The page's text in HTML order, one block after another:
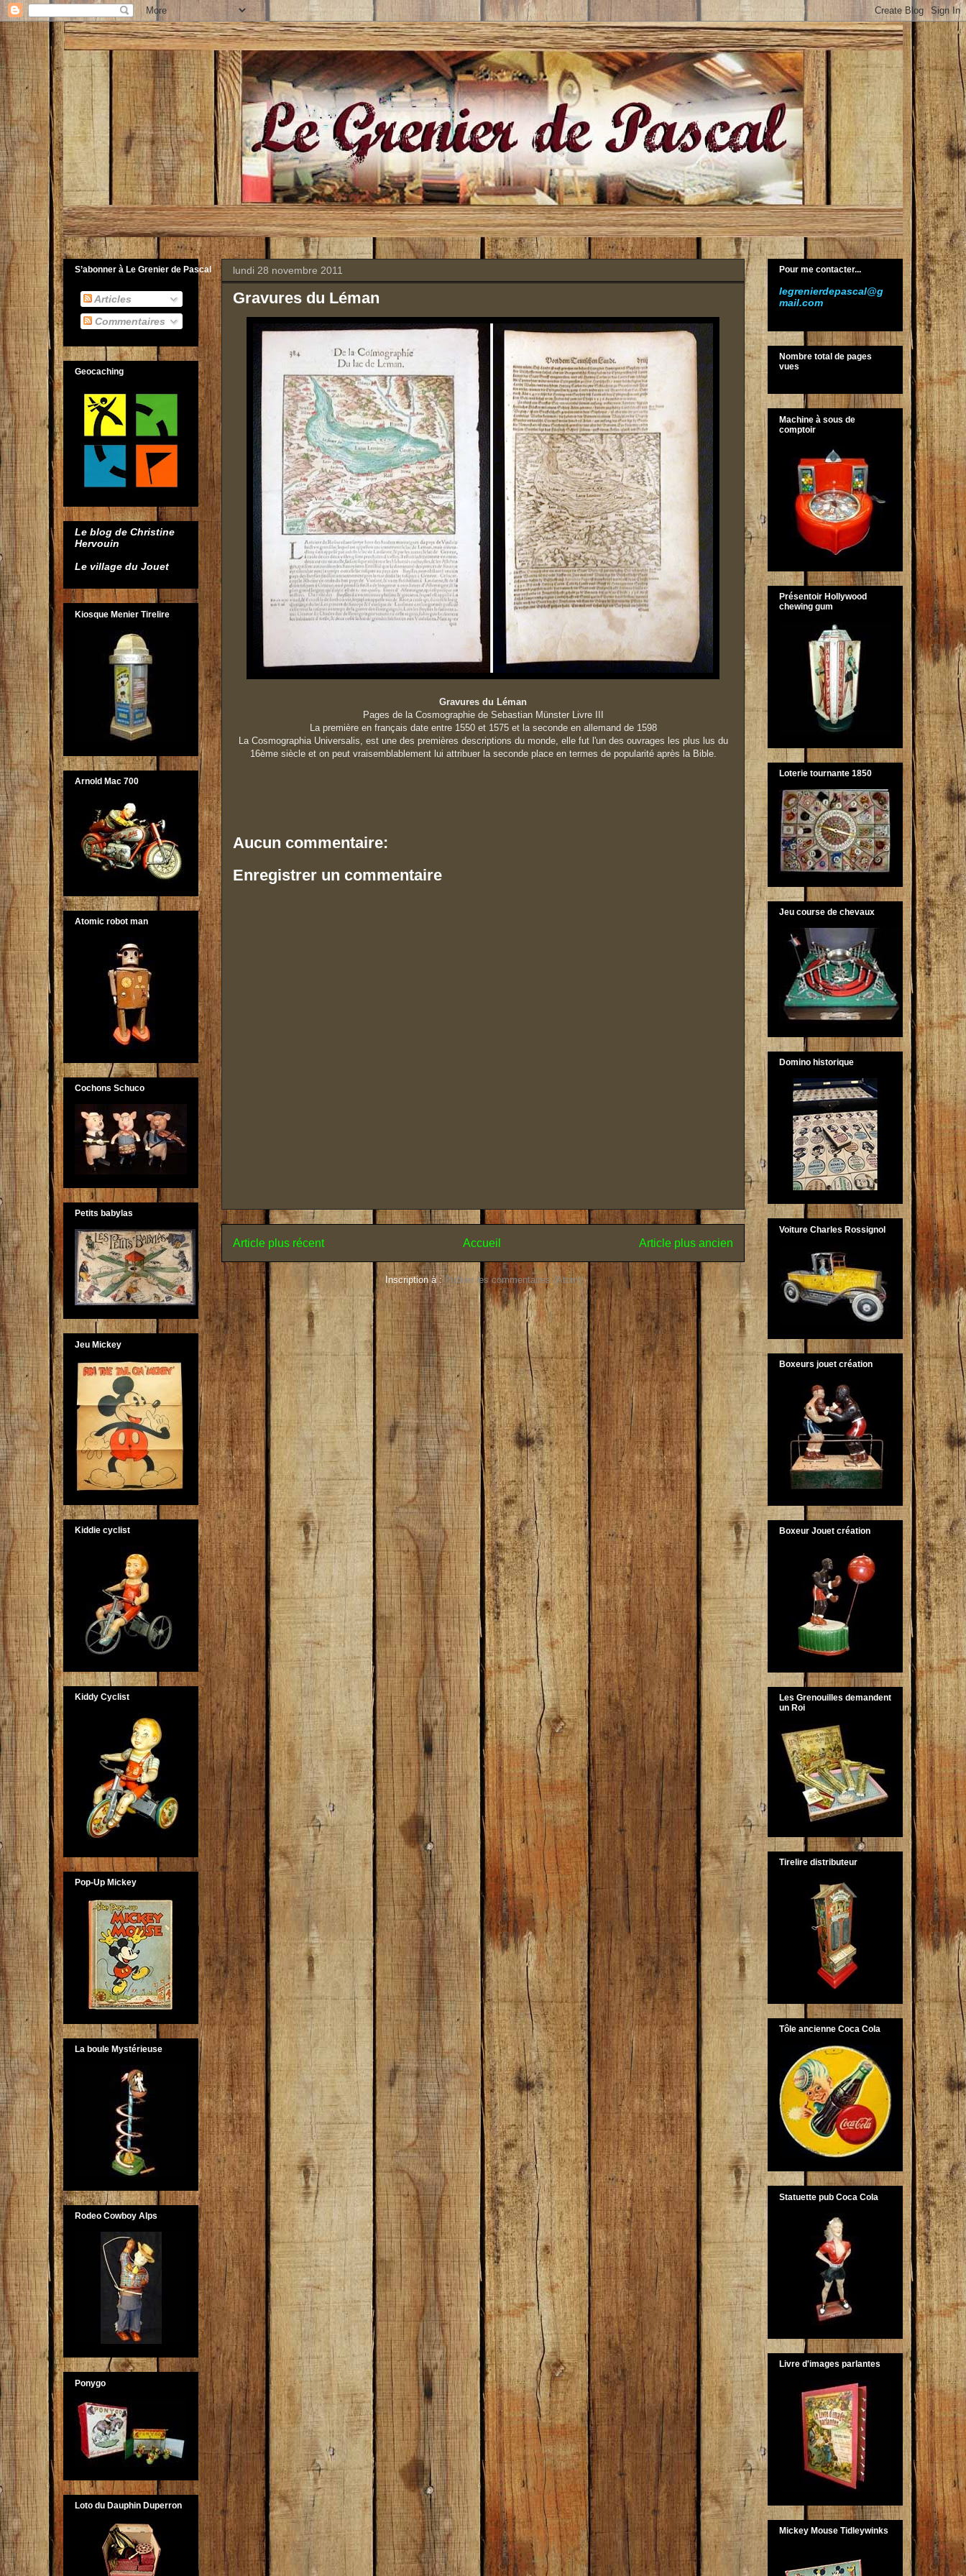
lundi 28 novembre 2011
Gravures du Léman
Gravures du Léman
Pages de la Cosmographie de Sebastian Münster Livre III
La première en français date entre 1550 et 1575 et la seconde en allemand de 1598
La Cosmographia Universalis, est une des premières descriptions du monde, elle fut l'un des ouvrages les plus lus du
16ème siècle et on peut vraisemblablement lui attribuer la seconde place en termes de popularité après la Bible.
Aucun commentaire:
Enregistrer un commentaire
Article plus récent Article plus ancien
Accueil
Inscription à :Publier les commentaires (Atom)
S’abonner à Le Grenier de Pascal
Articles
Commentaires
Geocaching
Le blog de Christine
Hervouin
Le village du Jouet
Kiosque Menier Tirelire
Arnold Mac 700
Atomic robot man
Cochons Schuco
Petits babylas
Jeu Mickey
Kiddie cyclist
Kiddy Cyclist
Pop-Up Mickey
La boule Mystérieuse
Rodeo Cowboy Alps
Ponygo
Loto du Dauphin Duperron
Pour me contacter...
legrenierdepascal@g
mail.com
Nombre total de pages
vues
Machine à sous de
comptoir
Présentoir Hollywood
chewing gum
Loterie tournante 1850
Jeu course de chevaux
Domino historique
Voiture Charles Rossignol
Boxeurs jouet création
Boxeur Jouet création
Les Grenouilles demandent
un Roi
Tirelire distributeur
Tôle ancienne Coca Cola
Statuette pub Coca Cola
Livre d'images parlantes
Mickey Mouse Tidleywinks